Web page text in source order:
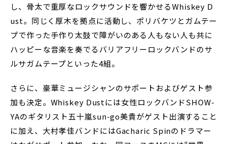
し、骨太で重厚なロックサウンドを響かせるWhiskey D
ust。同じく厚木を拠点に活動し、ポリバケツとガムテー
プで作った手作り太鼓で障がいのある人もない人も共に
ハッピーな音楽を奏でるバリアフリーロックバンドのサ
ルサガムテープといった4組。
さらに、豪華ミュージシャンのサポートおよびゲスト参
加も決定。Whiskey Dustには女性ロックバンドSHOW-
YAのギタリスト五十嵐sun-go美貴がゲスト出演すること
に加え、大村孝佳バンドにはGacharic Spinのドラマー